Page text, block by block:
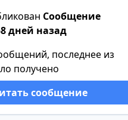
Сообщение
дней назад
последнее из
получено
сообщение